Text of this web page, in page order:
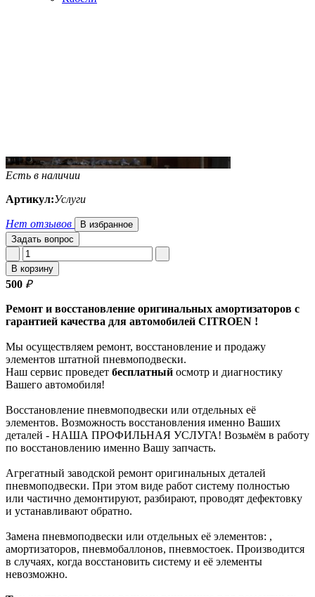
Есть в наличии
Артикул:Услуги
Нет отзывов
В избранное
Задать вопрос
В корзину
500 ₽
Ремонт и восстановление оригинальных амортизаторов с
гарантией качества для автомобилей CITROEN !
Мы осуществляем ремонт, восстановление и продажу
элементов штатной пневмоподвески.
Наш сервис проведет бесплатный осмотр и диагностику
Вашего автомобиля!
Восстановление пневмоподвески или отдельных её
элементов. Возможность восстановления именно Ваших
деталей - НАША ПРОФИЛЬНАЯ УСЛУГА! Возьмём в работу
по восстановлению именно Вашу запчасть.
Агрегатный заводской ремонт оригинальных деталей
пневмоподвески. При этом виде работ систему полностью
или частично демонтируют, разбирают, проводят дефектовку
и устанавливают обратно.
Замена пневмоподвески или отдельных её элементов: ,
амортизаторов, пневмобаллонов, пневмостоек. Производится
в случаях, когда восстановить систему и её элементы
невозможно.